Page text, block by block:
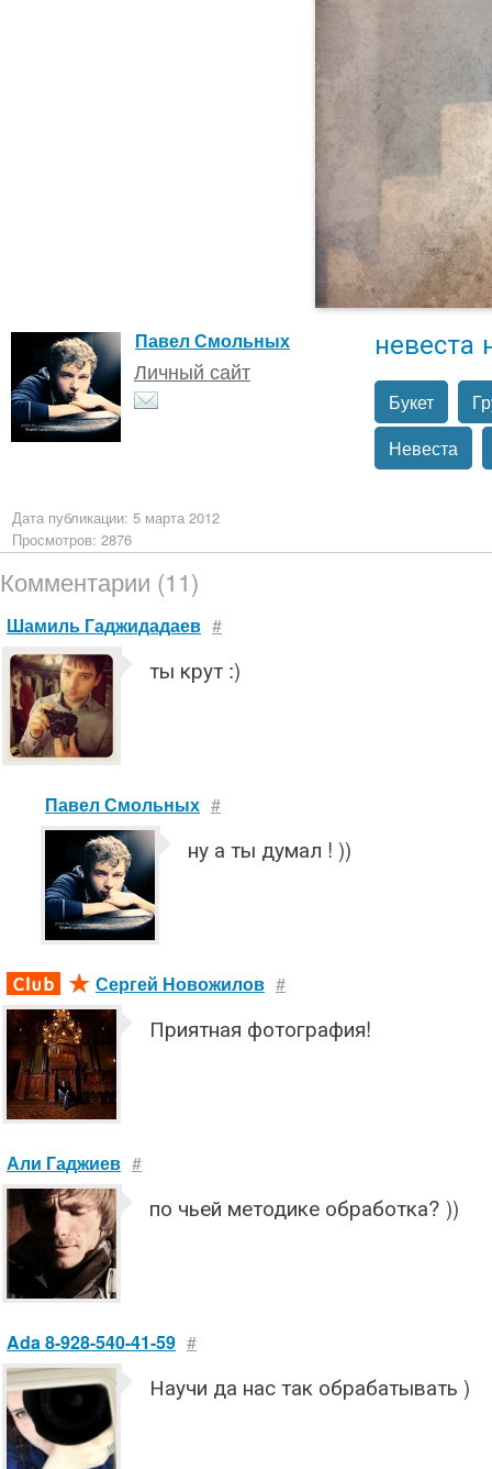
Павел Смольных
Личный сайт
невеста
Букет
Невеста
Дата публикации: 5 марта 2012
Просмотров: 2876
Комментарии (11)
Шамиль Гаджидадаев #
ты крут :)
Павел Смольных #
ну а ты думал ! ))
Сергей Новожилов #
Приятная фотография!
Али Гаджиев #
по чьей методике обработка? ))
Ada 8-928-540-41-59 #
Научи да нас так обрабатывать )